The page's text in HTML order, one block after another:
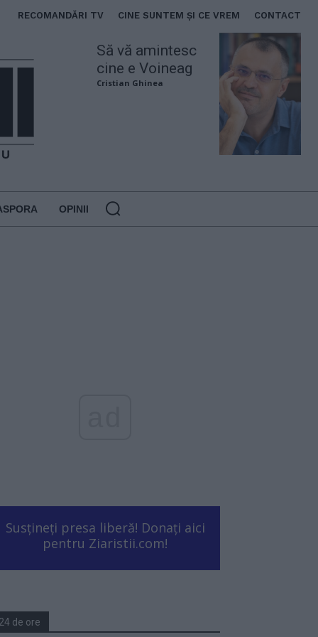
RECOMANDĂRI TV CINE SUNTEM ȘI CE VREM CONTACT
Să vă amintesc
cine e Voineag
Cristian Ghinea
OPINII
Susțineți presa liberă! Donați aici
pentru Ziaristii.com!
24 de ore